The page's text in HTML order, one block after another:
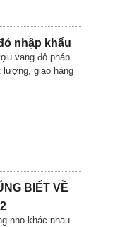
nhập khẩu
vang đỏ pháp
lượng, giao hàng
BIẾT VỀ
nho khác nhau